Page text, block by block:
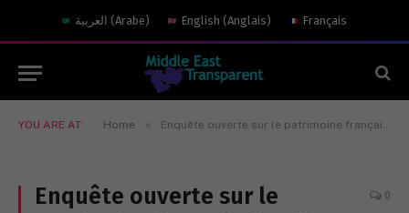
العربية (Arabe) English (Anglais) Français
YOU ARE AT: Home » Enquête ouverte sur le patrimoine français de Rifaat al-Assad
Enquête ouverte sur le
0